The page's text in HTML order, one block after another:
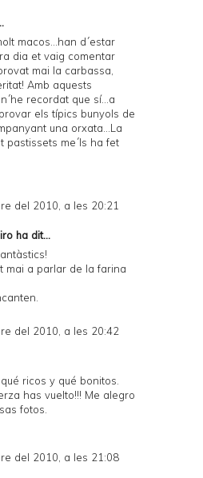
macos...han d´estar
dia et vaig comentar
mai la carbassa,
Amb aquests
recordat que sí...a
els típics bunyols de
una orxata...La
pastissets me´ls ha fet
del 2010, a les 20:21
ha dit...
mai a parlar de la farina
del 2010, a les 20:42
ricos y qué bonitos.
has vuelto!!! Me alegro
fotos.
del 2010, a les 21:08